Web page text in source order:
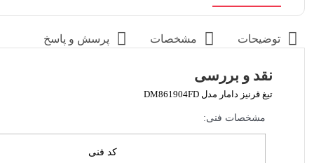
توضیحات مشخصات پرسش و پاسخ
نقد و بررسی
تیغ قرنیز دامار مدل DM861904FD
مشخصات فنی:
کد فنی